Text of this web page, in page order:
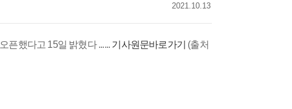
2021.10.13
픈했다고 15일 밝혔다 ...... 기사원문바로가기 (출처